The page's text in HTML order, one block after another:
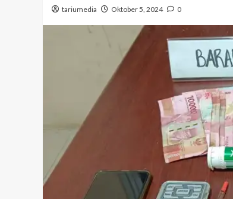
tariumedia Oktober 5, 2024 0